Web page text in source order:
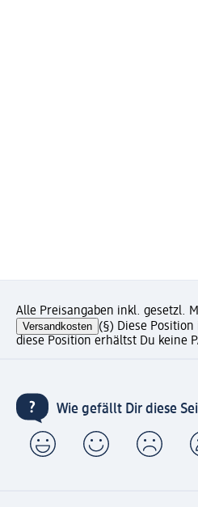
Alle Preisangaben inkl. gesetzl.
Versandkosten (§) Diese
diese Position erhältst Du keine
Wie gefällt Dir diese